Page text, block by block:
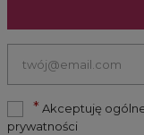
* Akceptuję
prywatności